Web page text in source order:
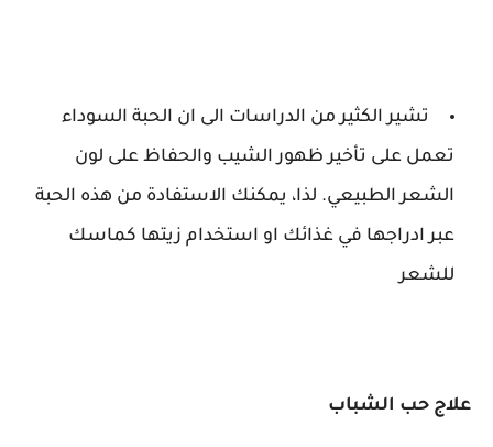
تشير الكثير من الدراسات الى ان الحبة السوداء
تعمل على تأخير ظهور الشيب والحفاظ على لون
الشعر الطبيعي. لذا، يمكنك الاستفادة من هذه الحبة
عبر ادراجها في غذائك او استخدام زيتها كماسك
للشعر
علاج حب الشباب